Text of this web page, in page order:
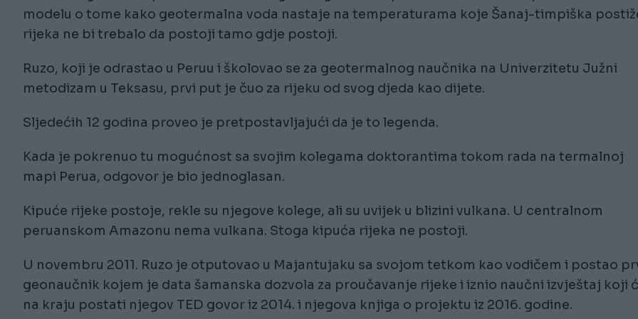
modelu o tome kako geotermalna voda nastaje na temperaturama koje Šanaj-timpiška
rijeka ne bi trebalo da postoji tamo gdje postoji.
Ruzo, koji je odrastao u Peruu i školovao se za geotermalnog naučnika na Univerzitetu Južni
metodizam u Teksasu, prvi put je čuo za rijeku od svog djeda kao dijete.
Sljedećih 12 godina proveo je pretpostavljajući da je to legenda.
Kada je pokrenuo tu mogućnost sa svojim kolegama doktorantima tokom rada na termalnoj
mapi Perua, odgovor je bio jednoglasan.
Kipuće rijeke postoje, rekle su njegove kolege, ali su uvijek u blizini vulkana. U centralnom
peruanskom Amazonu nema vulkana. Stoga kipuća rijeka ne postoji.
U novembru 2011. Ruzo je otputovao u Majantujaku sa svojom tetkom kao vodičem i postao
geonaučnik kojem je data šamanska dozvola za proučavanje rijeke i iznio naučni izvještaj koji
na kraju postati njegov TED govor iz 2014. i njegova knjiga o projektu iz 2016. godine.